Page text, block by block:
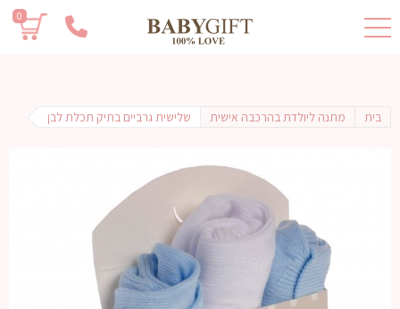
0
בית מתנה ליולדת בהרכבה אישית שלישית גרביים בתיק תכלת לבן